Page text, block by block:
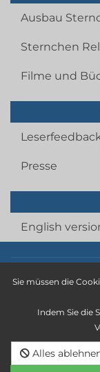
Ausbau
Sternchen
Filme und
Presse
English
privacy
Cancellation
Deutsche
Sie müssen die
Indem Sie die
Alles